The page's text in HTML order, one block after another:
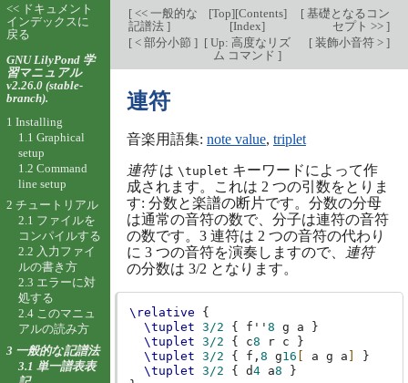
[<< 一般的な
記譜法 ]
[Top][Contents]
[Index]
[基礎となるコン
セプト >> ]
[< 部分小節 ] [ Up: 高度なリズ
ム コマンド]
[装飾小音符 > ]
連符
音楽用語集: note value, triplet
連符は \tuplet キーワードによって作
成されます。これは 2 つの引数をとりま
す: 分数と楽譜の断片です。分数の分母
は通常の音符の数で、分子は連符の音符
の数です。3 連符は 2 つの音符の代わり
に 3 つの音符を演奏しますので、
連符
の分数は 3/2 となります。
\relative
{
\tuplet 3/2 { f'' 8 g a
}
\tuplet 3/2 { c8 r c
}
\tuplet 3/2 { f, 8 g16 [ a g a ]
}
\tuplet 3/2 { d4 a8
}
<< ドキュメント
インデックスに
戻る
GNU LilyPond 学
習マニュアル
v2.26.0 (stable-
branch).
1 Installing
1.1 Graphical
setup
1.2 Command
line setup
2 チュートリアル
2.1 ファイルを
コンパイルする
2.2 入力ファイ
ルの書き方
2.3 エラーに対
処する
2.4 このマニュ
アルの読み方
3 一般的な記譜法
3.1 単一譜表表